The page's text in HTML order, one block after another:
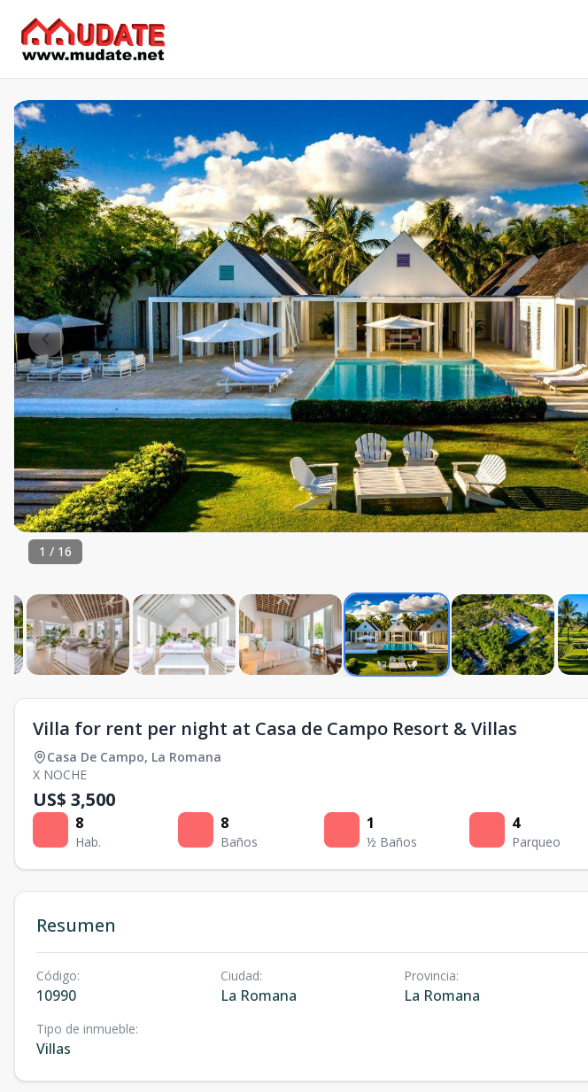
1 / 16
Villa for rent per night at Casa de Campo Resort & Villas
Casa De Campo, La Romana
X NOCHE
US$ 3,500
8
Hab.
8
Baños
1
½ Baños
4
Parqueo
Resumen
Código:
10990
Ciudad:
La Romana
Provincia:
La Romana
Tipo de inmueble:
Villas